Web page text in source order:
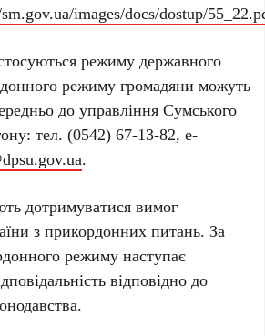
images/docs/dostup/
режиму державного
режиму громадяни можуть
до управління Сумського
тел. (0542) 67-13-82, е-
.
дотримуватися вимог
з прикордонних питань. За
режиму наступає
відповідно до